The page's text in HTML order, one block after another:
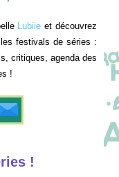
Lubiie et découvrez
festivals de séries :
critiques, agenda des
!
!